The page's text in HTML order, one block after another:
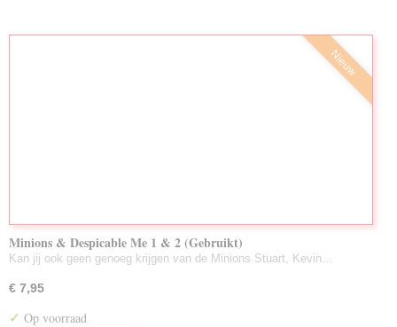
Nieuw
Minions & Despicable Me 1 & 2 (Gebruikt)
Kan jij ook geen genoeg krijgen van de Minions Stuart, Kevin…
€ 7,95
✓ Op voorraad